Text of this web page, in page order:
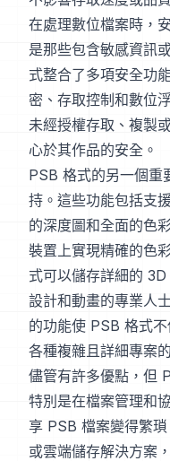
在處理數位檔案時，
是那些包含敏感資訊
式整合了多項安全功
密、存取控制和數位
未經授權存取、複製
心於其作品的安全。
PSB 格式的另一個重
持。這些功能包括支
的深度圖和全面的色
裝置上實現精確的色
式可以儲存詳細的
設計和動畫的專業人
的功能使 PSB 格式
各種複雜且詳細專案
儘管有許多優點，但
特別是在檔案管理和
享 PSB 檔案變得繁
或雲端儲存解決方案